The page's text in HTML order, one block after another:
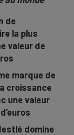
de
la plus
valeur de
marque de
croissance
une valeur
domine